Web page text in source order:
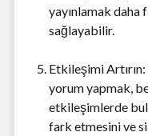
yayınlamak daha
sağlayabilir.
Etkileşimi Artırın:
yorum yapmak,
etkileşimlerde
fark etmesini ve